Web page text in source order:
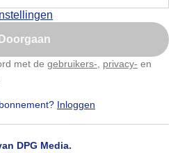
Instellingen
Doorgaan
met de gebruikers- privacy- en
Inloggen
DPG Media.
14-08-2025, 37x bekeken
misschien later
dit aan te passen